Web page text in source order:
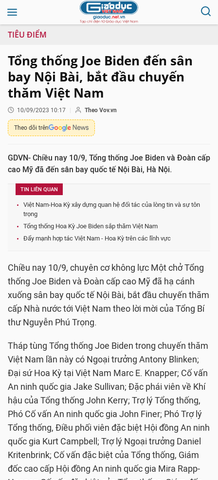
TIÊU ĐIỂM
Tổng thống Joe Biden đến sân
bay Nội Bài, bắt đầu chuyến
thăm Việt Nam
10/09/2023 10:17 Theo Vov.vn
Theo dõi trên
GDVN- Chiều nay 10/9, Tổng thống Joe Biden và Đoàn cấp
cao Mỹ đã đến sân bay quốc tế Nội Bài, Hà Nội.
TIN LIÊN QUAN
Việt Nam-Hoa Kỳ xây dựng quan hệ đối tác của lòng tin và sự tôn
trọng
Tổng thống Hoa Kỳ Joe Biden sắp thăm Việt Nam
Đẩy mạnh hợp tác Việt Nam - Hoa Kỳ trên các lĩnh vực
Chiều nay 10/9, chuyên cơ không lực Một chở Tổng
thống Joe Biden và Đoàn cấp cao Mỹ đã hạ cánh
xuống sân bay quốc tế Nội Bài, bắt đầu chuyến thăm
cấp Nhà nước tới Việt Nam theo lời mời của Tổng Bí
thư Nguyễn Phú Trọng.
Tháp tùng Tổng thống Joe Biden trong chuyến thăm
Việt Nam lần này có Ngoại trưởng Antony Blinken;
Đại sứ Hoa Kỳ tại Việt Nam Marc E. Knapper; Cố vấn
An ninh quốc gia Jake Sullivan; Đặc phái viên về Khí
hậu của Tổng thống John Kerry; Trợ lý Tổng thống,
Phó Cố vấn An ninh quốc gia John Finer; Phó Trợ lý
Tổng thống, Điều phối viên đặc biệt Hội đồng An ninh
quốc gia Kurt Campbell; Trợ lý Ngoại trưởng Daniel
Kritenbrink; Cố vấn đặc biệt của Tổng thống, Giám
đốc cao cấp Hội đồng An ninh quốc gia Mira Rapp-